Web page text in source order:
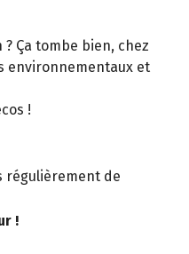
Ça tombe bien, chez
environnementaux et
!
régulièrement de
!